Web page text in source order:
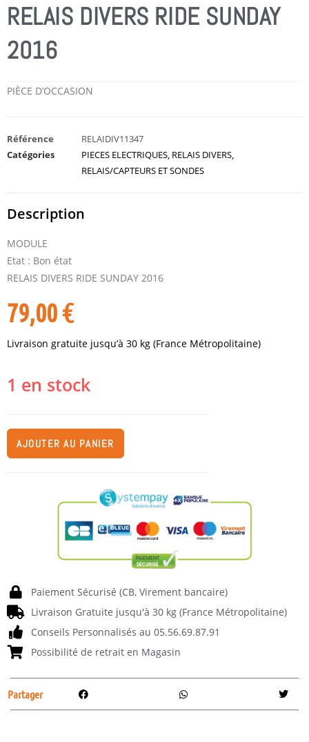
RELAIS DIVERS RIDE SUNDAY
2016
PIÈCE D’OCCASION
Référence
RELAIDIV11347
Catégories
PIECES ELECTRIQUES, RELAIS DIVERS,
RELAIS/CAPTEURS ET SONDES
Description
MODULE
Etat : Bon état
RELAIS DIVERS RIDE SUNDAY 2016
79,00€
Livraison gratuite jusqu’à 30 kg (France Métropolitaine)
1 en stock
AJOUTER AU PANIER
Paiement Sécurisé (CB, Virement bancaire)
Livraison Gratuite jusqu'à 30 kg (France Métropolitaine)
Conseils Personnalisés au 05.56.69.87.91
Possibilité de retrait en Magasin
Partager